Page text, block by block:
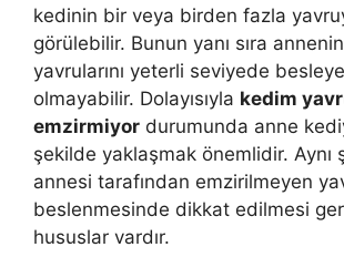
kedinin bir veya birden fazla
görülebilir. Bunun yanı sıra
yavrularını yeterli seviyede
olmayabilir. Dolayısıyla kedim
emzirmiyor durumunda anne
şekilde yaklaşmak önemlidir. Aynı
annesi tarafından emzirilmeyen
beslenmesinde dikkat edilmesi
hususlar vardır.